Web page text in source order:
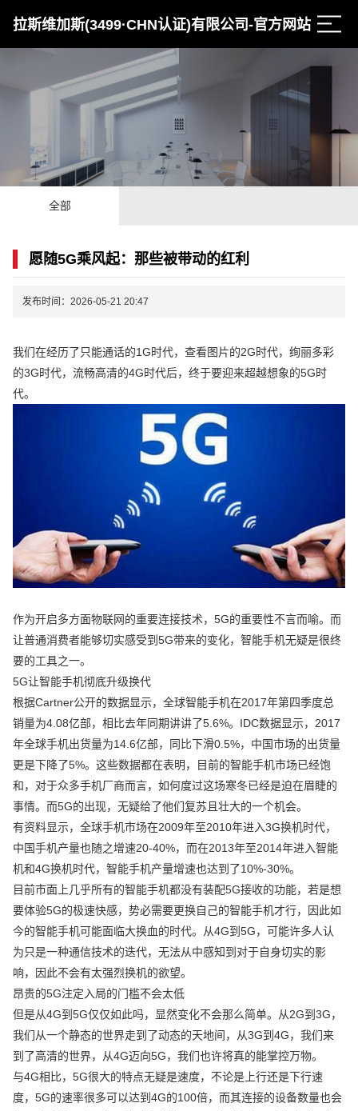
拉斯维加斯(3499·CHN认证)有限公司-官方网站
全部
愿随5G乘风起：那些被带动的红利
发布时间：2026-05-21 20:47
我们在经历了只能通话的1G时代，查看图片的2G时代，绚丽多彩
的3G时代，流畅高清的4G时代后，终于要迎来超越想象的5G时
代。
作为开启多方面物联网的重要连接技术，5G的重要性不言而喻。而
让普通消费者能够切实感受到5G带来的变化，智能手机无疑是很终
要的工具之一。
5G让智能手机彻底升级换代
根据Cartner公开的数据显示，全球智能手机在2017年第四季度总
销量为4.08亿部，相比去年同期讲讲了5.6%。IDC数据显示，2017
年全球手机出货量为14.6亿部，同比下滑0.5%，中国市场的出货量
更是下降了5%。这些数据都在表明，目前的智能手机市场已经饱
和，对于众多手机厂商而言，如何度过这场寒冬已经是迫在眉睫的
事情。而5G的出现，无疑给了他们复苏且壮大的一个机会。
有资料显示，全球手机市场在2009年至2010年进入3G换机时代，
中国手机产量也随之增速20-40%，而在2013年至2014年进入智能
机和4G换机时代，智能手机产量增速也达到了10%-30%。
目前市面上几乎所有的智能手机都没有装配5G接收的功能，若是想
要体验5G的极速快感，势必需要更换自己的智能手机才行，因此如
今的智能手机可能面临大换血的时代。从4G到5G，可能许多人认
为只是一种通信技术的迭代，无法从中感知到对于自身切实的影
响，因此不会有太强烈换机的欲望。
昂贵的5G注定入局的门槛不会太低
但是从4G到5G仅仅如此吗，显然变化不会那么简单。从2G到3G，
我们从一个静态的世界走到了动态的天地间，从3G到4G，我们来
到了高清的世界，从4G迈向5G，我们也许将真的能掌控万物。
与4G相比，5G很大的特点无疑是速度，不论是上行还是下行速
度，5G的速率很多可以达到4G的100倍，而其连接的设备数量也会